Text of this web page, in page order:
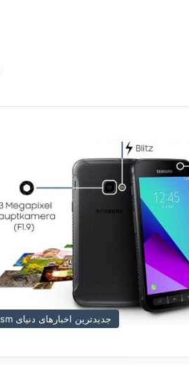
جدیدترین اخبارهای دنیای gsm